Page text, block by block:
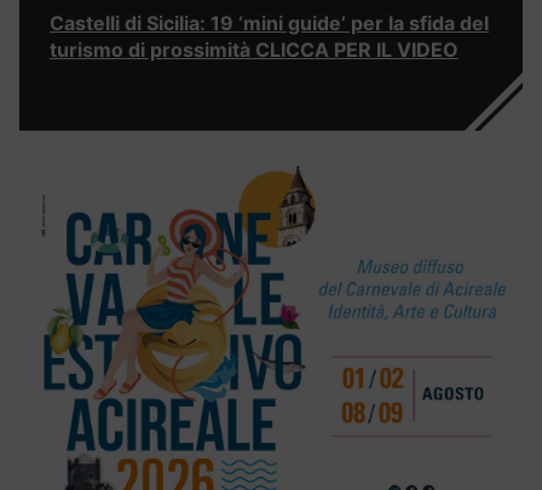
Castelli di Sicilia: 19 ‘mini guide’ per la sfida del
turismo di prossimità CLICCA PER IL VIDEO